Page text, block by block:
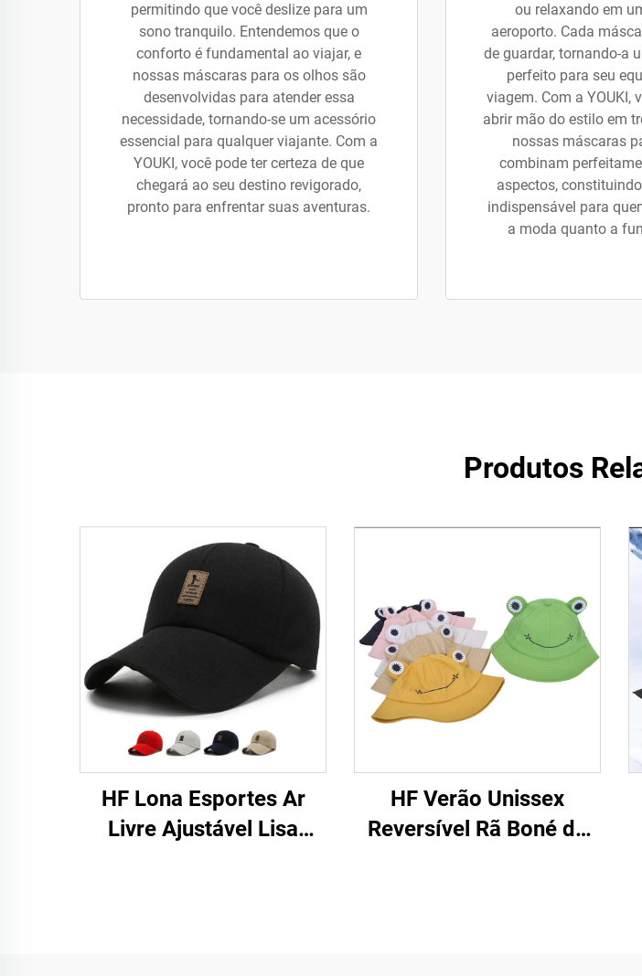
permitindo que você deslize para um
sono tranquilo. Entendemos que o
conforto é fundamental ao viajar, e
nossas máscaras para os olhos são
desenvolvidas para atender essa
necessidade, tornando-se um acessório
essencial para qualquer viajante. Com a
YOUKI, você pode ter certeza de que
chegará ao seu destino revigorado,
pronto para enfrentar suas aventuras.
ou relaxando em
aeroporto. Cada
de guardar, tornando-a
perfeito para seu
viagem. Com a YOUKI,
abrir mão do estilo em
nossas máscaras
combinam
aspectos,
indispensável para
a moda quanto a
Produtos
HF Lona Esportes Ar
Livre Ajustável Lisa
HF Verão Unissex
Reversível Rã Boné de